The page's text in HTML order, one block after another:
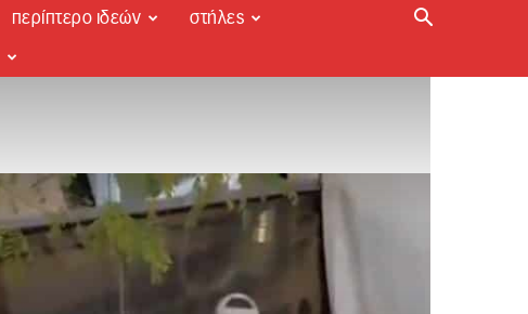
περίπτερο ιδεών στήλες